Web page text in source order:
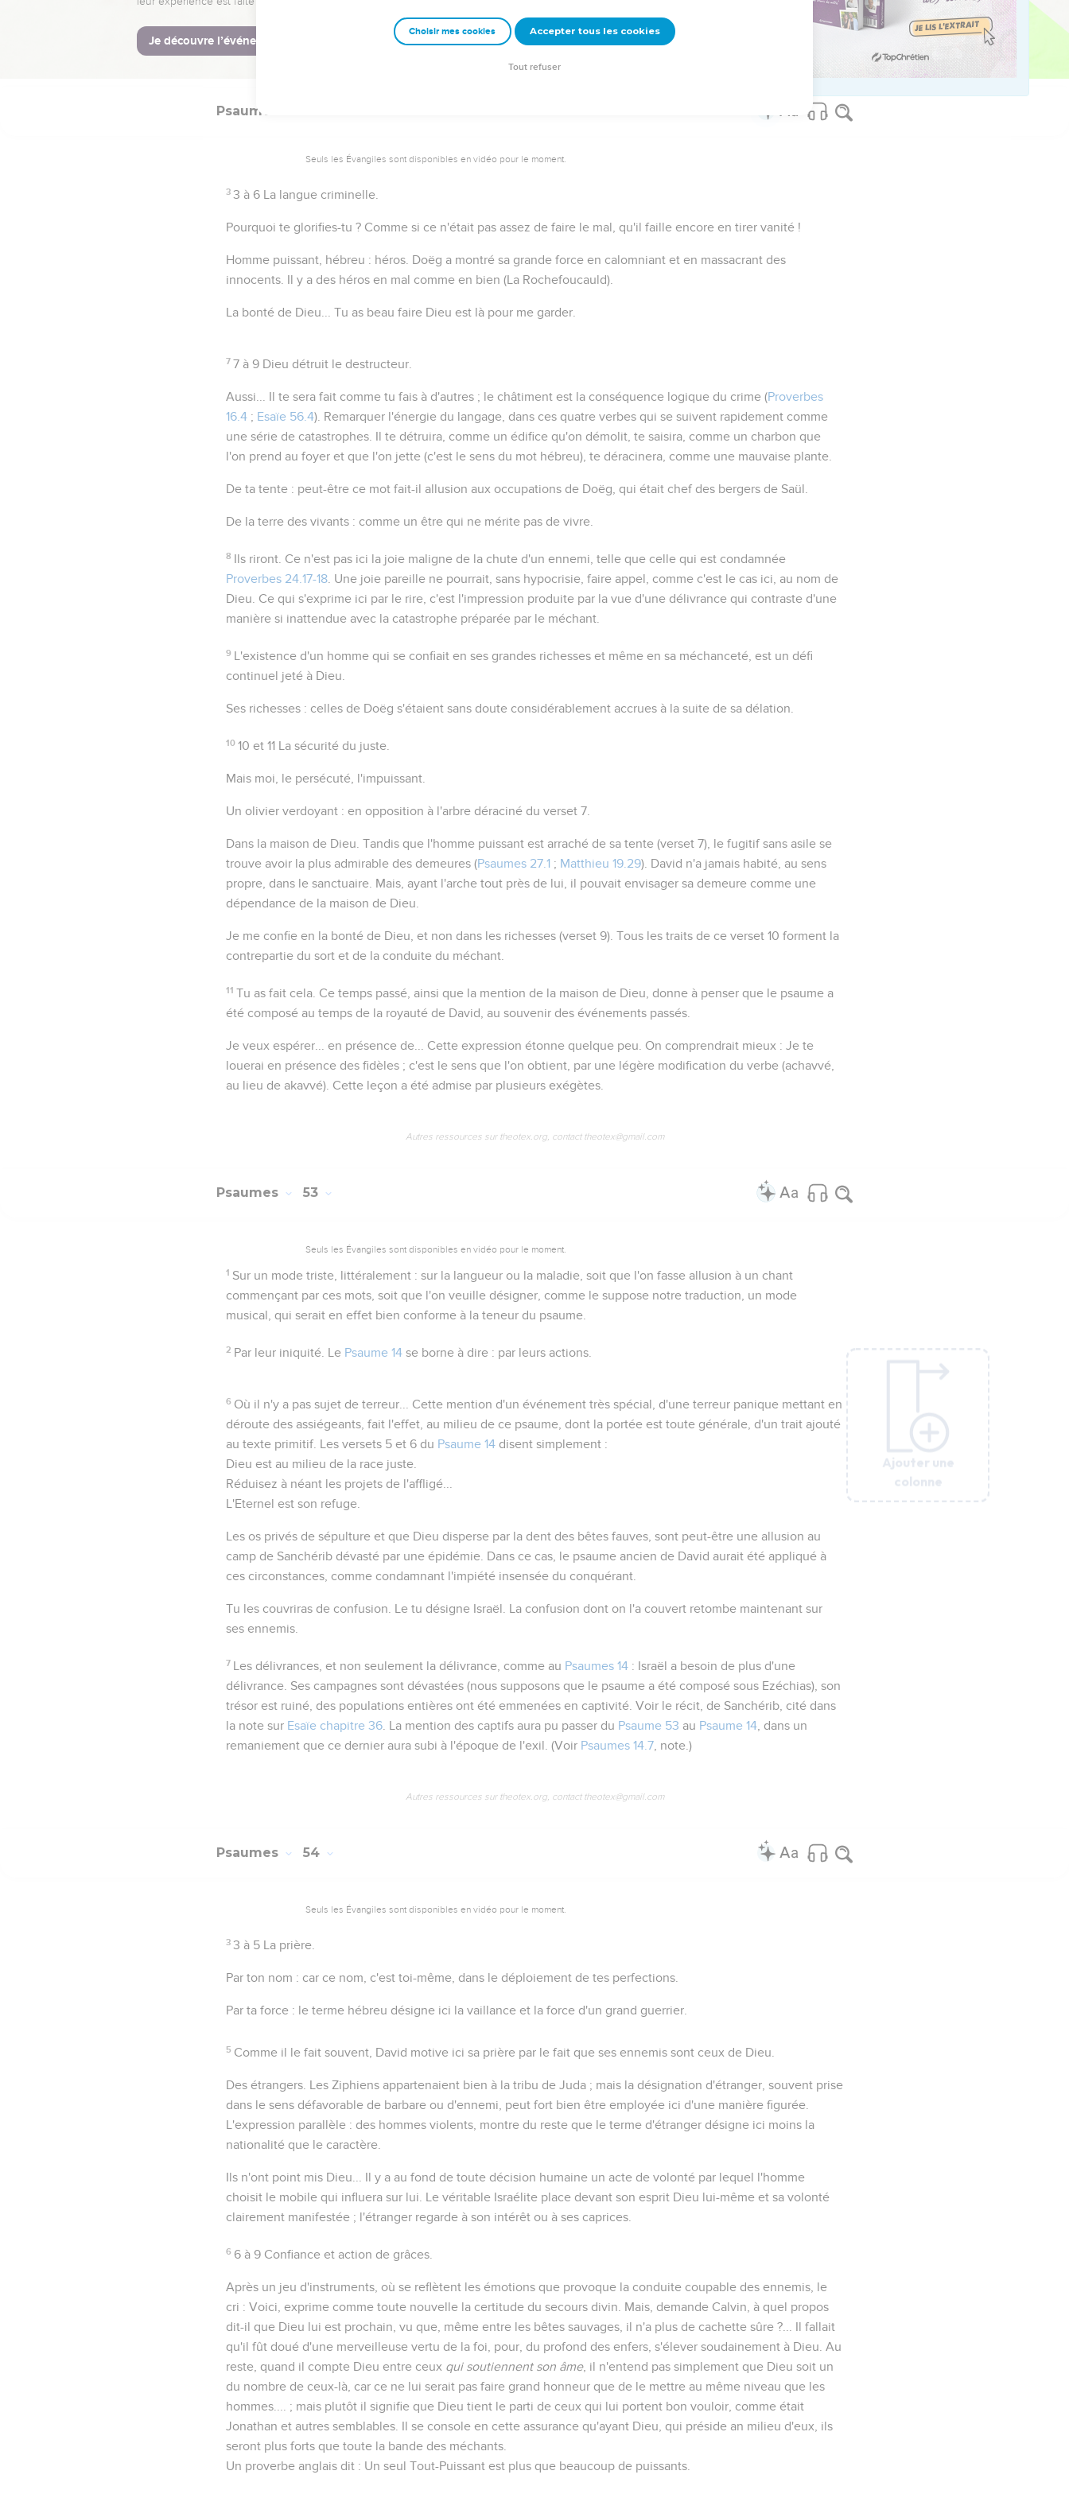
Autres ressources sur theotex.org, contact theotex@gmail.com
Ajouter une
colonne
Psaumes
Seuls les Évangiles sont disponibles en vidéo pour le moment.
3 3 à 6 La langue criminelle.
Pourquoi te glorifies-tu ? Comme si ce n'était pas assez de faire le mal, qu'il faille encore en tirer vanité !
Homme puissant , hébreu : héros . Doëg a montré sa grande force en calomniant et en massacrant des
innocents. Il y a des héros en mal comme en bien (La Rochefoucauld).
La bonté de Dieu... Tu as beau faire Dieu est là pour me garder.
7 7 à 9 Dieu détruit le destructeur.
Aussi... Il te sera fait comme tu fais à d'autres ; le châtiment est la conséquence logique du crime (Proverbes
16.4 ; Esaïe 56.4). Remarquer l'énergie du langage, dans ces quatre verbes qui se suivent rapidement comme
une série de catastrophes. Il te détruira , comme un édifice qu'on démolit, te saisira , comme un charbon que
l'on prend au foyer et que l'on jette (c'est le sens du mot hébreu), te déracinera , comme une mauvaise plante.
De ta tente : peut-être ce mot fait-il allusion aux occupations de Doëg, qui était chef des bergers de Saül.
De la terre des vivants : comme un être qui ne mérite pas de vivre.
8 Ils riront . Ce n'est pas ici la joie maligne de la chute d'un ennemi, telle que celle qui est condamnée
Proverbes 24.17-18 . Une joie pareille ne pourrait, sans hypocrisie, faire appel, comme c'est le cas ici, au nom de
Dieu. Ce qui s'exprime ici par le rire, c'est l'impression produite par la vue d'une délivrance qui contraste d'une
manière si inattendue avec la catastrophe préparée par le méchant.
9 L'existence d'un homme quise confiait en ses grandes richesses et mêmeen sa méchanceté , est un défi
continuel jeté à Dieu.
Ses richesses : celles de Doëg s'étaient sans doute considérablement accrues à la suite de sa délation.
10 10 et 11 La sécurité du juste.
Mais moi , le persécuté, l'impuissant.
Un olivier verdoyant : en opposition à l'arbre déraciné du verset 7.
Dans la maison de Dieu . Tandis que l'homme puissant est arraché de sa tente (verset 7), le fugitif sans asile se
trouve avoir la plus admirable des demeures (Psaumes 27.1 ; Matthieu 19.29). David n'a jamais habité, au sens
propre, dans le sanctuaire. Mais, ayant l'arche tout près de lui, il pouvait envisager sa demeure comme une
dépendance de la maison de Dieu.
Je me confie en la bonté de Dieu , et non dans les richesses (verset 9). Tous les traits de ce verset 10 forment la
contrepartie du sort et de la conduite du méchant.
11 Tu as fait cela . Ce temps passé, ainsi que la mention de la maison de Dieu, donne à penser que le psaume a
été composé au temps de la royauté de David, au souvenir des événements passés.
Je veux espérer... en présence de...
Cette expression étonne quelque peu. On comprendrait mieux : Je te
louerai en présence des fidèles ; c'est le sens que l'on obtient, par une légère modification du verbe (achavvé
au lieu de akavvé). Cette leçon a été admise par plusieurs exégètes.
Autres ressources sur theotex.org, contact theotex@gmail.com
Ajouter une
colonne
Psaumes 53
Seuls les Évangiles sont disponibles en vidéo pour le moment.
1 Sur un mode triste , littéralement :sur la langueur ou la maladie , soit que l'on fasse allusion à un chant
commençant par ces mots, soit que l'on veuille désigner, comme le suppose notre traduction, un mode
musical, qui serait en effet bien conforme à la teneur du psaume.
2 Par leur iniquité . Le Psaume 14 se borne à dire : par leurs actions
6 Où il n'y a pas sujet de terreur...
Cette mention d'un événement très spécial, d'une terreur panique mettant en
déroute des assiégeants, fait l'effet, au milieu de ce psaume, dont la portée est toute générale, d'un trait ajouté
au texte primitif. Les versets 5 et 6 du Psaume 14 disent simplement :
Dieu est au milieu de la race juste.
Réduisez à néant les projets de l'affligé...
L'Eternel est son refuge.
Les os privés de sépulture et que Dieu disperse par la dent des bêtes fauves, sont peut-être une allusion au
camp de Sanchérib dévasté par une épidémie. Dans ce cas, le psaume ancien de David aurait été appliqué à
ces circonstances, comme condamnant l'impiété insensée du conquérant.
Tu les couvriras de confusion . Le tu désigne Israël. La confusion dont on l'a couvert retombe maintenant sur
ses ennemis.
7 Les délivrances , et non seulement la délivrance, comme au Psaumes 14 : Israël a besoin de plus d'une
délivrance. Ses campagnes sont dévastées (nous supposons que le psaume a été composé sous Ezéchias), son
trésor est ruiné, des populations entières ont été emmenées en captivité. Voir le récit, de Sanchérib, cité dans
la note sur Esaïe chapitre 36 . La mention des captifs aura pu passer du Psaume 53 au Psaume 14 , dans un
remaniement que ce dernier aura subi à l'époque de l'exil. (Voir Psaumes 14.7 , note.)
Autres ressources sur theotex.org, contact theotex@gmail.com
Ajouter une
colonne
Psaumes 54
Seuls les Évangiles sont disponibles en vidéo pour le moment.
3 3 à 5 La prière.
Par ton nom : car ce nom, c'est toi-même, dans le déploiement de tes perfections.
Par ta force : le terme hébreu désigne ici la vaillance et la force d'un grand guerrier.
5 Comme il le fait souvent, David motive ici sa prière par le fait que ses ennemis sont ceux de Dieu.
Des étrangers. Les Ziphiens appartenaient bien à la tribu de Juda ; mais la désignation d'étranger, souvent prise
dans le sens défavorable de barbare ou d'ennemi, peut fort bien être employée ici d'une manière figurée.
L'expression parallèle : des hommes violents , montre du reste que le terme d'étranger désigne ici moins la
nationalité que le caractère.
Ils n'ont point mis Dieu...
Il y a au fond de toute décision humaine un acte de volonté par lequel l'homme
choisit le mobile qui influera sur lui. Le véritable Israélite place devant son esprit Dieu lui-même et sa volonté
clairement manifestée ; l'étranger regarde à son intérêt ou à ses caprices.
6 6 à 9 Confiance et action de grâces.
Après un jeu d'instruments, où se reflètent les émotions que provoque la conduite coupable des ennemis, le
cri : Voici , exprime comme toute nouvelle la certitude du secours divin. Mais , demande Calvin, à quel propos
dit-il que Dieu lui est prochain, vu que, même entre les bêtes sauvages, il n'a plus de cachette sûre ?... Il fallait
qu'il fût doué d'une merveilleuse vertu de la foi, pour, du profond des enfers, s'élever soudainement à Dieu. Au
reste, quand il compte Dieu entre ceux qui soutiennent son âme, il n'entend pas simplement que Dieu soit un
du nombre de ceux-là, car ce ne lui serait pas faire grand honneur que de le mettre au même niveau que les
hommes.... ; mais plutôt il signifie que Dieu tient le parti de ceux qui lui portent bon vouloir, comme était
Jonathan et autres semblables. Il se console en cette assurance qu'ayant Dieu, qui préside an milieu d'eux, ils
seront plus forts que toute la bande des méchants
Un proverbe anglais dit : Un seul Tout-Puissant est plus que beaucoup de puissants.
Ajouter une
colonne
Ajouter une
colonne
Ajouter une
colonne
Choisir mes cookies Accepter tous les cookies
Tout refuser